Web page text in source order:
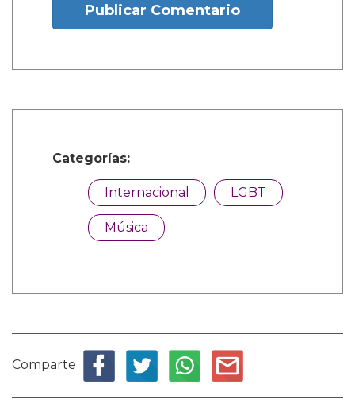
Publicar Comentario
Categorías:
Internacional LGBT
Música
Comparte